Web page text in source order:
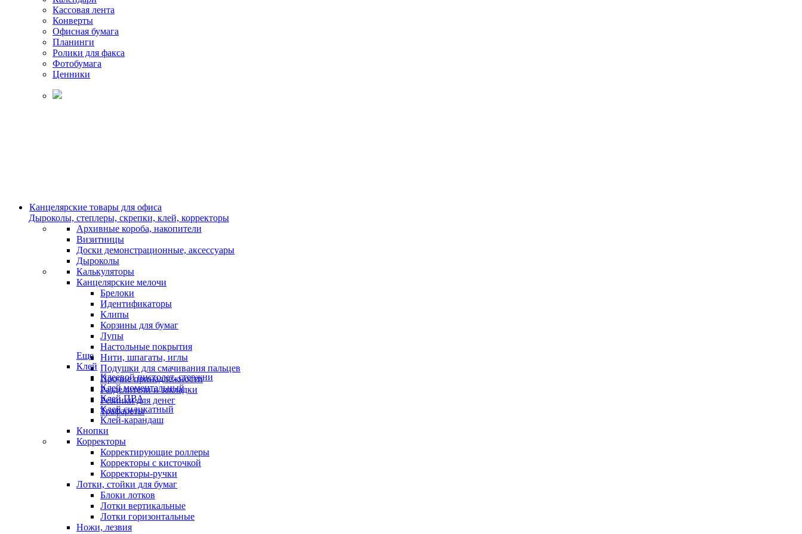
Кассовая лента
Конверты
Офисная бумага
Планинги
Ролики для факса
Фотобумага
Ценники
Канцелярские товары для офиса
Дыроколы, степлеры, скрепки, клей, корректоры
Архивные короба, накопители
Визитницы
Доски демонстрационные, аксессуары
Дыроколы
Калькуляторы
Канцелярские мелочи
Брелоки
Идентификаторы
Клипы
Корзины для бумаг
Лупы
Настольные покрытия
Нити, шпагаты, иглы
Подушки для смачивания пальцев
Прочие принадлежности
Разделители и закладки
Резинки для денег
Трафареты
Еще
Клей
Клеевой пистолет, стержни
Клей моментальный
Клей ПВА
Клей силикатный
Клей-карандаш
Кнопки
Корректоры
Корректирующие роллеры
Корректоры с кисточкой
Корректоры-ручки
Лотки, стойки для бумаг
Блоки лотков
Лотки вертикальные
Лотки горизонтальные
Ножи, лезвия